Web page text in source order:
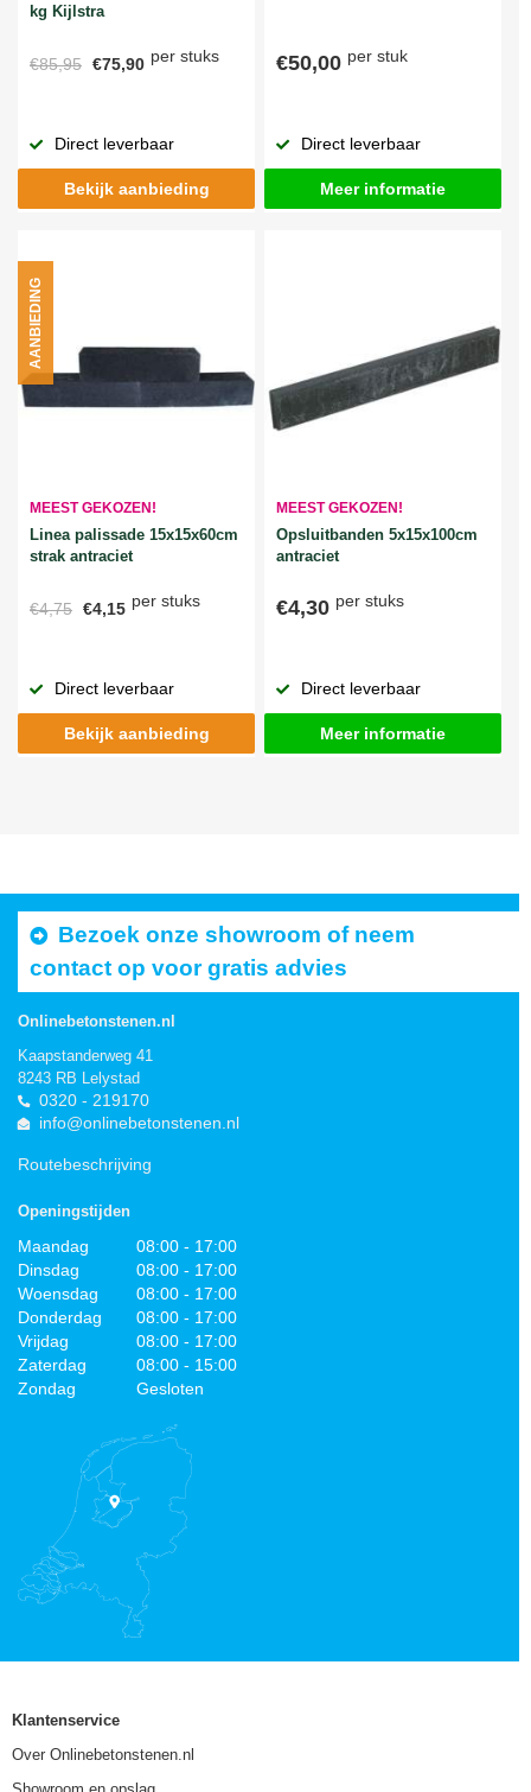
kg Kijlstra
€85,95 €75,90 per stuks
Direct leverbaar
Bekijk aanbieding
€50,00 per stuk
Direct leverbaar
Meer informatie
MEEST GEKOZEN!
Linea palissade 15x15x60cm
strak antraciet
€4,75 €4,15 per stuks
AANBIEDING
Direct leverbaar
Bekijk aanbieding
MEEST GEKOZEN!
Opsluitbanden 5x15x100cm
antraciet
€4,30 per stuks
Direct leverbaar
Meer informatie
Bezoek onze showroom of neem
contact op voor gratis advies
Onlinebetonstenen.nl
Kaapstanderweg 41
8243 RB Lelystad
0320 - 219170
info@onlinebetonstenen.nl
Routebeschrijving
Openingstijden
Maandag
08:00 - 17:00
Dinsdag
08:00 - 17:00
Woensdag
08:00 - 17:00
Donderdag
08:00 - 17:00
Vrijdag
08:00 - 17:00
Zaterdag
08:00 - 15:00
Zondag
Gesloten
Klantenservice
Over Onlinebetonstenen.nl